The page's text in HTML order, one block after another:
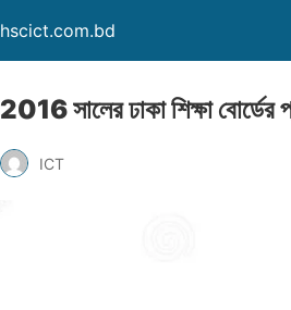
hscict.com.bd
2016 সালের ঢাকা শিক্ষা
ICT